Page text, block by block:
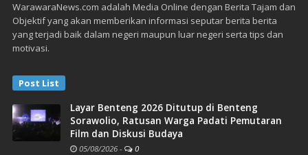
WarawaraNews.com adalah Media Online dengan Berita Tajam dan
Objektif yang akan memberikan informasi seputar berita berita
yang terjadi baik dalam negeri maupun luar negeri serta tips dan
motivasi.
Post List
Layar Benteng 2026 Ditutup di Benteng
Sorawolio, Ratusan Warga Padati Pemutaran
Film dan Diskusi Budaya
05/08/2026 - 0